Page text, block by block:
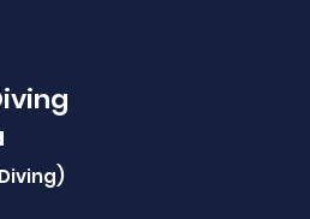
Diving
Diving)